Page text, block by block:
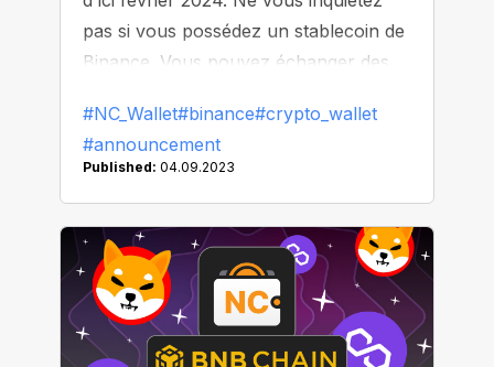
pas si vous possédez un stablecoin de
Binance. Vous pouvez échanger des
date, sans limites ni commissions.
#NC_Wallet#binance#crypto_wallet
#announcement
Published: 04.09.2023